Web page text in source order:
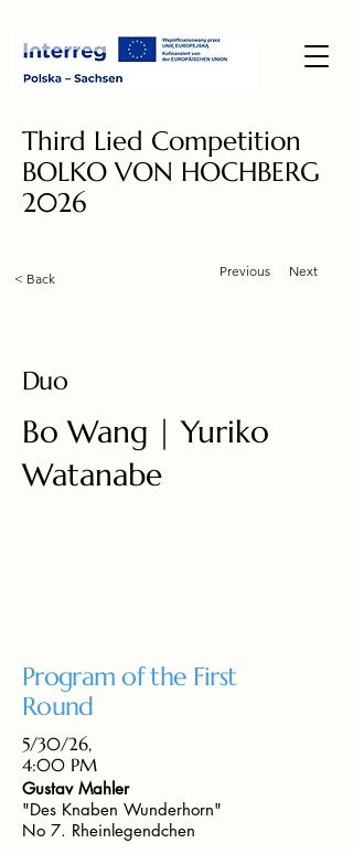
Third Lied Competition
BOLKO VON HOCHBERG
2026
< Back Previous Next
Duo
Bo Wang | Yuriko
Watanabe
Program of the First
Round
Gustav Mahler
"Des Knaben Wunderhorn"
No 7. Rheinlegendchen
5/30/26,
4:00 PM